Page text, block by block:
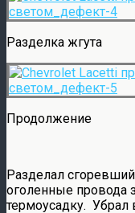
Разделка жгута
Продолжение
Разделал
оголенные провода
термоусадку. Убрал